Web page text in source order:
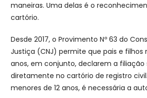
maneiras. Uma delas é o
cartório.
Desde 2017, o Provimento Nº 63 do
Justiça (CNJ) permite que pais e filhos
anos, em conjunto, declarem a
diretamente no cartório de registro
menores de 12 anos, é necessária a